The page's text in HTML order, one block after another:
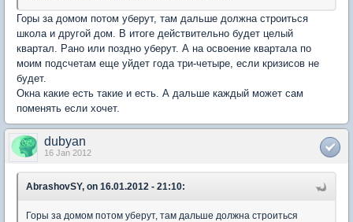
Горы за домом потом уберут, там дальше должна строиться
школа и другой дом. В итоге действительно будет целый
квартал. Рано или поздно уберут. А на освоение квартала по
моим подсчетам еще уйдет года три-четыре, если кризисов не
будет.
Окна какие есть такие и есть. А дальше каждый может сам
поменять если хочет.
dubyan
16 Jan 2012
AbrashovSY, on 16.01.2012 - 21:10:
Горы за домом потом уберут, там дальше должна строиться